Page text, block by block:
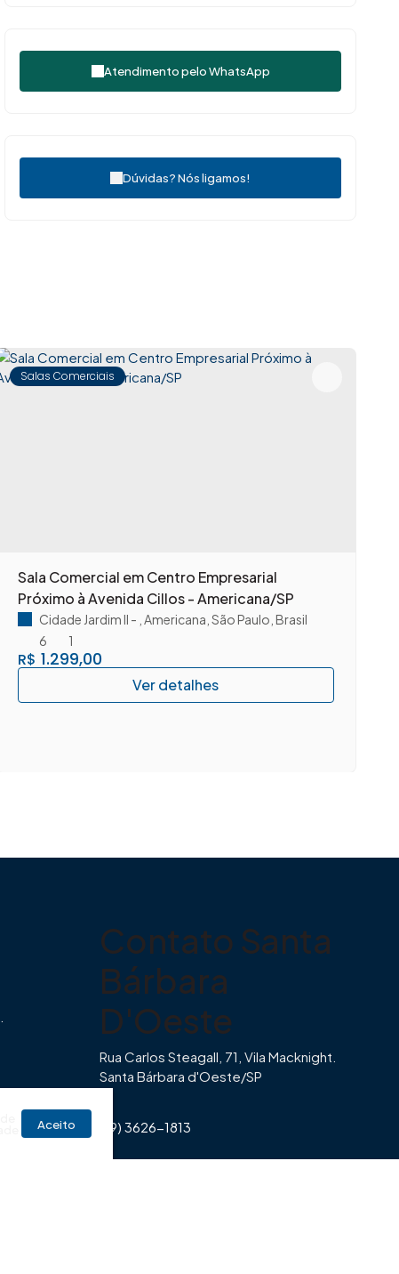
Aceito
Atendimento peloWhatsApp
Dúvidas? Nós ligamos!
Salas Comerciais
Sala Comercial em Centro Empresarial
Próximo à Avenida Cillos - Americana/SP
R$ 1.299,00
Cidade Jardim II Americana São Paulo Brasil
6
1
Contato Santa
Bárbara
D'Oeste
Rua Carlos Steagall, 71, Vila Macknight.
Santa Bárbara d'Oeste/SP
(19) 3626-1813